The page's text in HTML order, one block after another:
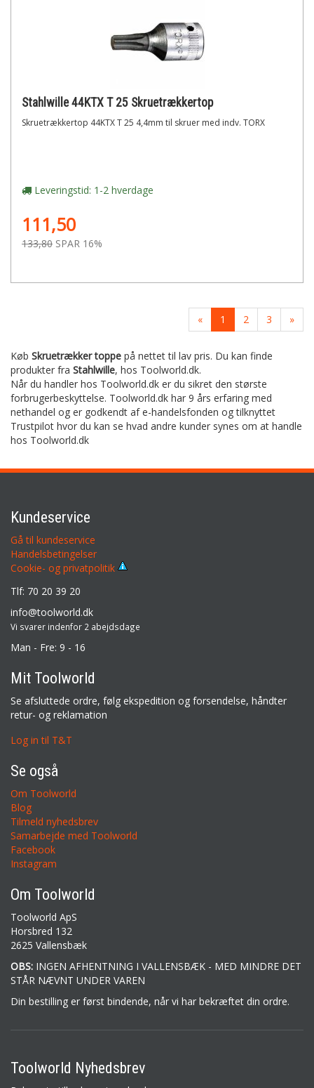
Stahlwille 44KTX T 25 Skruetrækkertop
Skruetrækkertop 44KTX T 25 4,4mm til skruer med indv. TORX
Leveringstid: 1-2 hverdage
111,50
133,80 SPAR 16%
« 1 2 3 »
Køb Skruetrækker toppe på nettet til lav pris. Du kan finde
produkter fra Stahlwille, hos Toolworld.dk.
Når du handler hos Toolworld.dk er du sikret den største
forbrugerbeskyttelse. Toolworld.dk har 9 års erfaring med
nethandel og er godkendt af e-handelsfonden og tilknyttet
Trustpilot hvor du kan se hvad andre kunder synes om at handle
hos Toolworld.dk
Kundeservice
Gå til kundeservice
Handelsbetingelser
Cookie- og privatpolitik
Tlf: 70 20 39 20
info@toolworld.dk
Vi svarer indenfor 2 abejdsdage
Man - Fre: 9 - 16
Mit Toolworld
Se afsluttede ordre, følg ekspedition og forsendelse, håndter
retur- og reklamation
Log in til T&T
Se også
Om Toolworld
Blog
Tilmeld nyhedsbrev
Samarbejde med Toolworld
Facebook
Instagram
Om Toolworld
Toolworld ApS
Horsbred 132
2625 Vallensbæk
OBS: INGEN AFHENTNING I VALLENSBÆK - MED MINDRE DET
STÅR NÆVNT UNDER VAREN
Din bestilling er først bindende, når vi har bekræftet din ordre.
Toolworld Nyhedsbrev